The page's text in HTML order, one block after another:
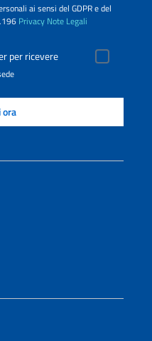
ai sensi del GDPR e del
Privacy Note Legali
per ricevere